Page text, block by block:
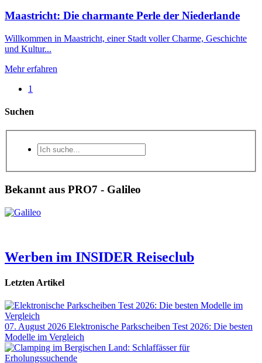
Maastricht: Die charmante Perle der Niederlande
Willkommen in Maastricht, einer Stadt voller Charme, Geschichte
und Kultur...
Mehr erfahren
1
Suchen
Bekannt aus PRO7 - Galileo
Werben im INSIDER Reiseclub
Letzten Artikel
07. August 2026 Elektronische Parkscheiben Test 2026: Die besten
Modelle im Vergleich